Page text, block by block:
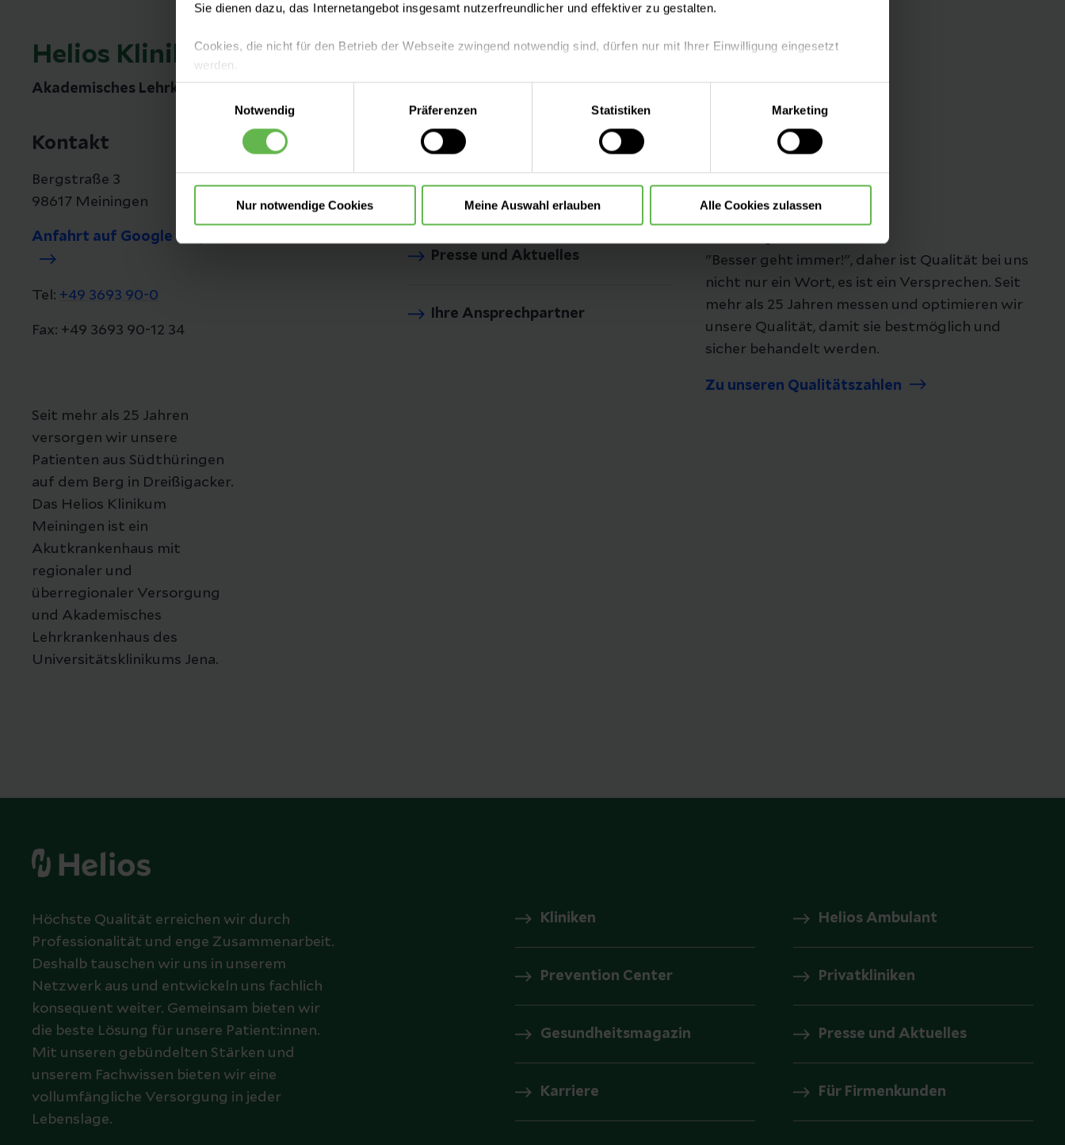
Sie dienen dazu, das Internetangebot insgesamt nutzerfreundlicher und effektiver zu gestalten.
Cookies, die nicht für den Betrieb der Webseite zwingend notwendig sind, dürfen nur mit Ihrer Einwilligung eingesetzt
werden.
Es steht Ihnen frei, unsere Seite mit nur den notwendigen Cookies zu benutzen, eine individuelle Auswahl hinsichtlich der
nicht notwendigen Cookies zu treffen oder durch Auswahl von „Alle Cookies akzeptieren“ in die Verwendung aller Cookies
einzuwilligen. Ihre Auswahlentscheidung können Sie jederzeit ändern oder widerrufen.
Einwilligungsauswahl
Notwendig
Präferenzen Statistiken Marketing
Nur notwendige Cookies Meine Auswahl erlauben Alle Cookies zulassen
Helios Klinikum Meiningen
Akademisches Lehrkrankenhaus des Universitätsklinikums Jena
Kontakt
Bergstraße 3
98617 Meiningen
Anfahrt auf Google Maps
Tel: +49 3693 90-0
Fax: +49 3693 90-12 34
Seit mehr als 25 Jahren
versorgen wir unsere
Patienten aus Südthüringen
auf dem Berg in Dreißigacker.
Das Helios Klinikum
Meiningen ist ein
Akutkrankenhaus mit
regionaler und
überregionaler Versorgung
und Akademisches
Lehrkrankenhaus des
Universitätsklinikums Jena.
Leistungen
Anfahrt & Parken
Presse und Aktuelles
Ihre Ansprechpartner
Folgen Sie uns
"Besser geht immer!", daher ist Qualität bei uns
nicht nur ein Wort, es ist ein Versprechen. Seit
mehr als 25 Jahren messen und optimieren wir
unsere Qualität, damit sie bestmöglich und
sicher behandelt werden.
Zu unseren Qualitätszahlen
Höchste Qualität erreichen wir durch
Professionalität und enge Zusammenarbeit.
Deshalb tauschen wir uns in unserem
Netzwerk aus und entwickeln uns fachlich
konsequent weiter. Gemeinsam bieten wir
die beste Lösung für unsere Patient:innen.
Mit unseren gebündelten Stärken und
unserem Fachwissen bieten wir eine
vollumfängliche Versorgung in jeder
Lebenslage.
Kliniken Helios Ambulant
Prevention Center Privatkliniken
Gesundheitsmagazin Presse und Aktuelles
Karriere Für Firmenkunden